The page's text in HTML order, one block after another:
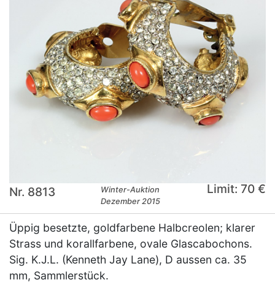
Nr. 8813
Winter-Auktion
Dezember 2015
Limit: 70 €
Üppig besetzte, goldfarbene Halbcreolen; klarer
Strass und korallfarbene, ovale Glascabochons.
Sig. K.J.L. (Kenneth Jay Lane), D aussen ca. 35
mm, Sammlerstück.